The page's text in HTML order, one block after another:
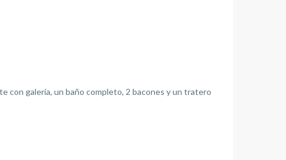
con galería, un baño completo, 2 bacones y un tratero